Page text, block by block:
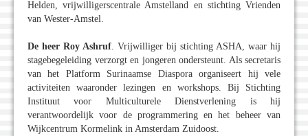
Helden, vrijwilligerscentrale Amstelland en stichting Vrienden
van Wester-Amstel.
De heer Roy Ashruf. Vrijwilliger bij stichting ASHA, waar hij
stagebegeleiding verzorgt en jongeren ondersteunt. Als secretaris
van het Platform Surinaamse Diaspora organiseert hij vele
activiteiten waaronder lezingen en workshops. Bij Stichting
Instituut voor Multiculturele Dienstverlening is hij
verantwoordelijk voor de programmering en het beheer van
Wijkcentrum Kormelink in Amsterdam Zuidoost.